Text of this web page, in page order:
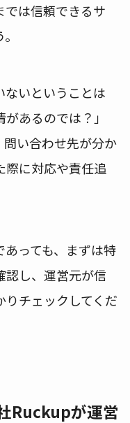
では信頼できるサ
ないということは
あるのでは？」
問い合わせ先が分か
際に対応や責任追
っても、まずは特
認し、運営元が信
チェックしてくだ
Ruckupが運営